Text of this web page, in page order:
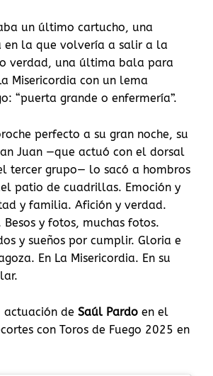
un último cartucho, una
en la que volvería a salir a la
verdad, una última bala para
Misericordia con un lema
“puerta grande o enfermería”.
perfecto a su gran noche, su
Juan —que actuó con el dorsal
tercer grupo— lo sacó a hombros
patio de cuadrillas. Emoción y
y familia. Afición y verdad.
Besos y fotos, muchas fotos.
y sueños por cumplir. Gloria e
En La Misericordia. En su
actuación de Saúl Pardo en el
con Toros de Fuego 2025 en